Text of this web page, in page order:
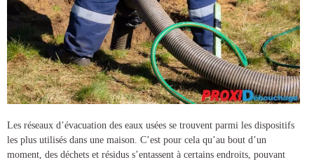
Les réseaux d’évacuation des eaux usées se trouvent parmi les dispositifs
les plus utilisés dans une maison. C’est pour cela qu’au bout d’un
moment, des déchets et résidus s’entassent à certains endroits, pouvant